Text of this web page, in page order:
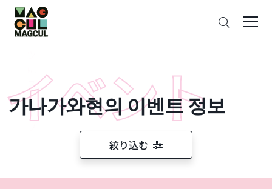
ン
テ
ン
ス
キ
ッ
가나가와현의 이벤트 정보
絞り込む